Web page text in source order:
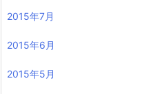
2015年7月
2015年6月
2015年5月